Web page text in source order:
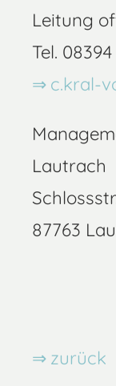
Leitung
Tel. 08394
c.kral-
Lautrach
87763
zurück